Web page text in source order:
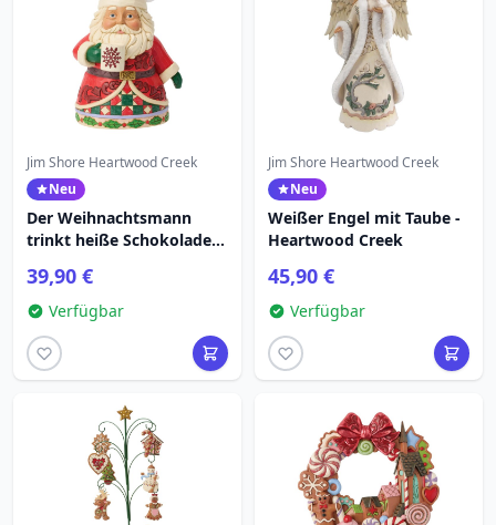
Jim Shore Heartwood Creek
Neu
Der Weihnachtsmann
trinkt heiße Schokolade -
39,90 €
Verfügbar
Jim Shore Heartwood Creek
Neu
Weißer Engel mit Taube -
Heartwood Creek
45,90 €
Verfügbar